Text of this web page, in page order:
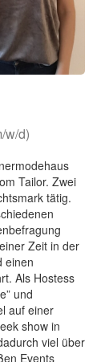
w/d)
Tailor. Zwei
tätig.
Zeit in der
einen
Als Hostess
und
auf einer
show in
viel über
Events